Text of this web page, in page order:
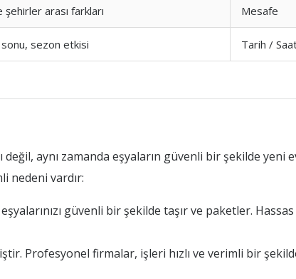
şehirler arası farkları Mesafe
sezon etkisi Tarih /
değil, aynı zamanda eşyaların güvenli bir şekilde yeni
nedeni vardır:
güvenli bir şekilde taşır ve paketler. Hassas
Profesyonel firmalar, işleri hızlı ve verimli bir